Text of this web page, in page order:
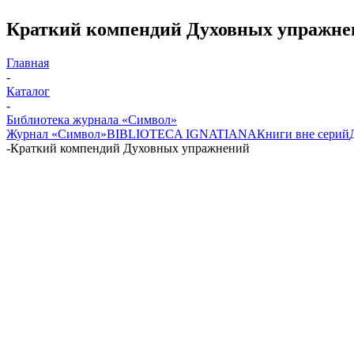
Краткий компендий Духовных
Главная
-
Каталог
-
Библиотека журнала «Символ»
Журнал «Символ»BIBLIOTECA IGNATIANAКниги вне серий
-Краткий компендий Духовных упражнений